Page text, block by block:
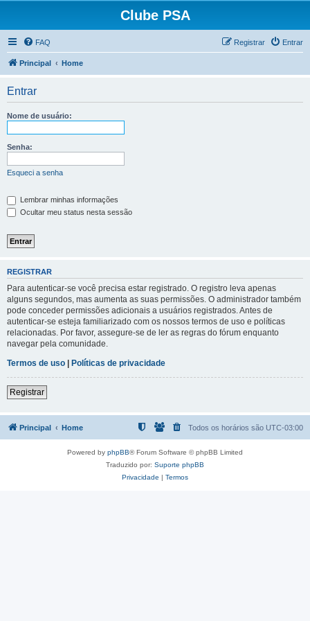
Clube PSA
FAQ Entrar
Registrar
Principal Home
Entrar
Nome de usuário:
Senha:
Esqueci a senha
Lembrar minhas informações
Ocultar meu status nesta sessão
REGISTRAR
Para autenticar-se você precisa estar registrado. O registro leva apenas
alguns segundos, mas aumenta as suas permissões. O administrador também
pode conceder permissões adicionais a usuários registrados. Antes de
autenticar-se esteja familiarizado com os nossos termos de uso e políticas
relacionadas. Por favor, assegure-se de ler as regras do fórum enquanto
navegar pela comunidade.
Termos de uso | Políticas de privacidade
Registrar
Principal Home Todos os horários são UTC-03:00
Powered by phpBB® Forum Software © phpBB Limited
Traduzido por: Suporte phpBB
Privacidade | Termos